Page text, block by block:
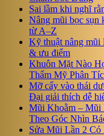
Sai lầm khi nghĩ
Nâng mũi bọc sụn
từ A–Z
Kỹ thuật nâng mũi
& ưu điểm
Khuôn Mặt Nào
Thẩm Mỹ Phân
Mỡ cấy vào thái
Đại giải thích dễ
Mũi Khoằm – Mũi
Theo Góc Nhìn
Sửa Mũi Lần 2